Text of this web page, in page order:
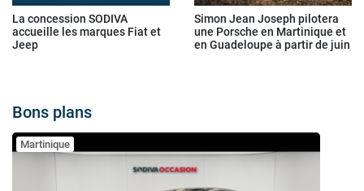
La concession SODIVA
accueille les marques Fiat et
Jeep
Simon Jean Joseph pilotera
une Porsche en Martinique et
en Guadeloupe à partir de juin
Bons plans
Martinique